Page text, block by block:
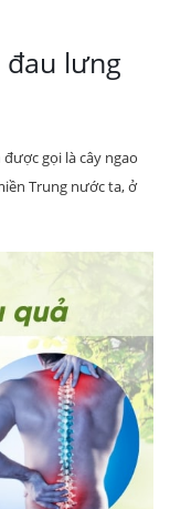
đau lưng
được gọi là cây ngao
Trung nước ta, ở